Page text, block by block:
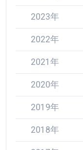
2023年
2022年
2021年
2020年
2019年
2018年